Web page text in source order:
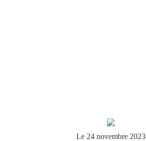
Le 24 novembre 2023